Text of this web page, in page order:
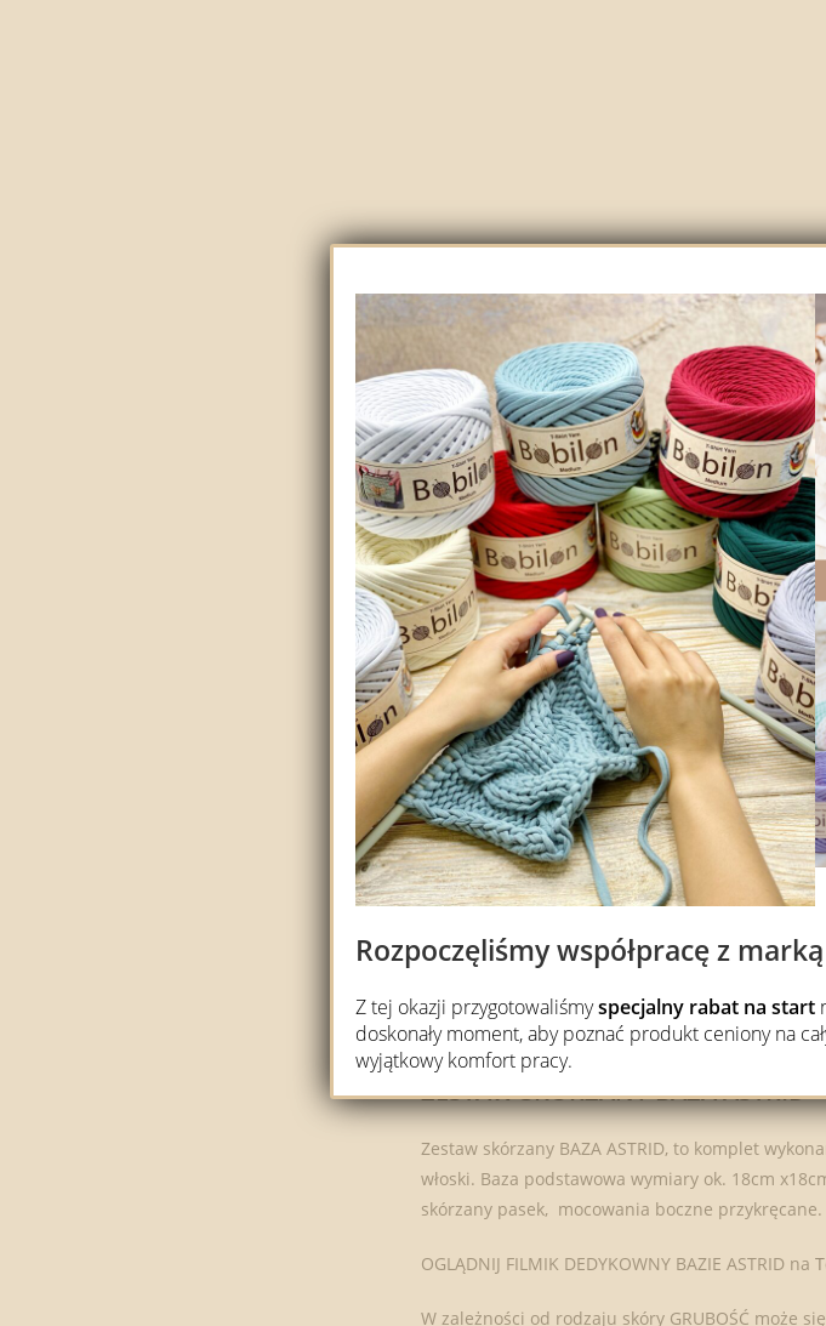
Opis
ZESTAW SKÓRZANY BAZA ASTRID
Zestaw skórzany BAZA ASTRID, to komplet
włoski. Baza podstawowa wymiary ok. 18cm
skórzany pasek, mocowania boczne przykręcane.
OGLĄDNIJ FILMIK DEDYKOWNY BAZIE ASTRID na
W zależności od rodzaju skóry GRUBOŚĆ może
Rozpoczęliśmy współpracę z
Z tej okazji przygotowaliśmyspecjalny rabat na start
doskonały moment, aby poznać produkt ceniony na
wyjątkowy komfort pracy.